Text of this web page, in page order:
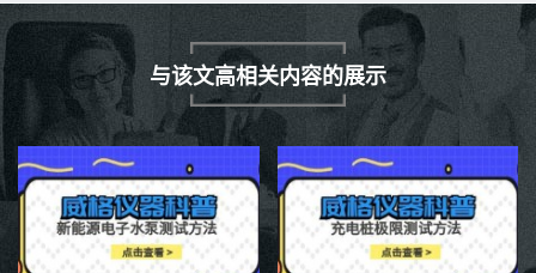
与该文高相关内容的展示